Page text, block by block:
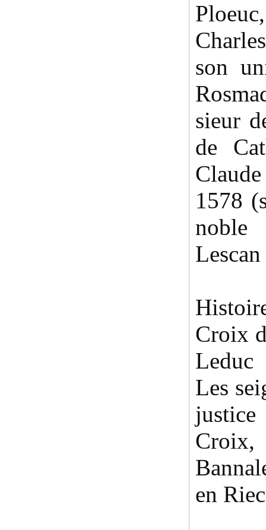
son
sieur
de
1578
Lescan
Croix
Leduc
Les
justice
en Riec